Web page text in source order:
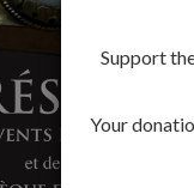
Support
Your